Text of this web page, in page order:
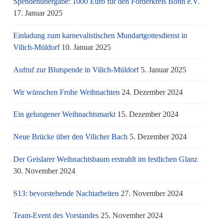
17. Januar 2025
Einladung zum karnevalistischen Mundartgottesdienst in
Vilich-Müldorf 10. Januar 2025
Aufruf zur Blutspende in Vilich-Müldorf 5. Januar 2025
Wir wünschen Frohe Weihnachten 24. Dezember 2024
Ein gelungener Weihnachtsmarkt 15. Dezember 2024
Neue Brücke über den Vilicher Bach 5. Dezember 2024
Der Geislarer Weihnachtsbaum erstrahlt im festlichen Glanz
30. November 2024
S13: bevorstehende Nachtarbeiten 27. November 2024
Team-Event des Vorstandes 25. November 2024